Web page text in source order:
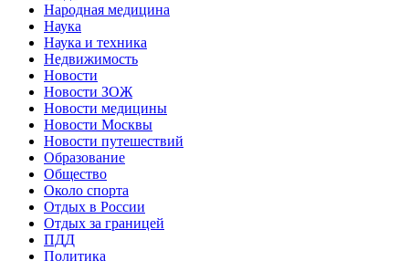
Народная медицина
Наука
Наука и техника
Недвижимость
Новости
Новости ЗОЖ
Новости медицины
Новости Москвы
Новости путешествий
Образование
Общество
Около спорта
Отдых в России
Отдых за границей
ПДД
Политика